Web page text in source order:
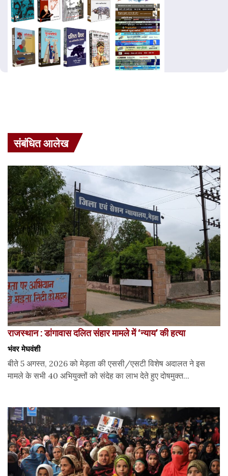
संबंधित आलेख
राजस्थान : डांगावास दलित संहार मामले में ‘न्याय’ की हत्या
भंवर मेघवंशी
बीते 5 अगस्त, 2026 को मेड़ता की एससी/एसटी विशेष अदालत ने इस
मामले के सभी 40 अभियुक्तों को संदेह का लाभ देते हुए दोषमुक्त...